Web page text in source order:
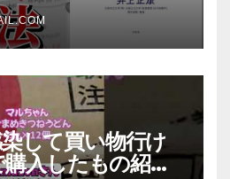
して買い物行け
入したもの紹